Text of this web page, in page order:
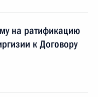
на ратификацию
к Договору